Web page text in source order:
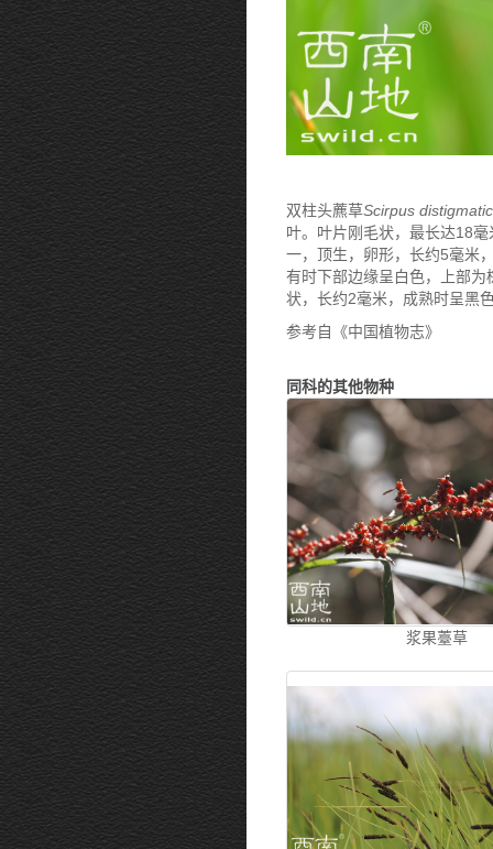
双柱头藨草Scirpus
叶。叶片刚毛状，最长达18
一，顶生，卵形，长约5毫米
有时下部边缘呈白色，上部
状，长约2毫米，成熟时呈黑
参考自《中国植物志》
同科的其他物种
浆果薹草